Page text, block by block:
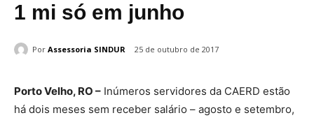
1 mi só em junho
Por Assessoria SINDUR 25 de outubro de 2017
Porto Velho, RO – Inúmeros servidores da CAERD estão
há dois meses sem receber salário – agosto e setembro,